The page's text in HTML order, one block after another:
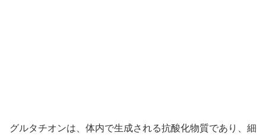
グルタチオンは、体内で生成される抗酸化物質であり、細